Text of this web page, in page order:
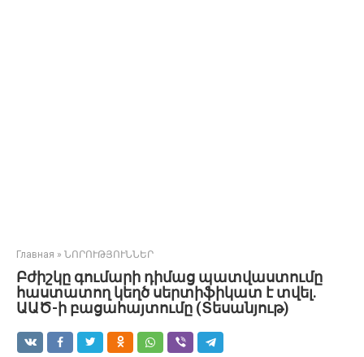
Главная » ՆՈՐՈՒԹՅՈՒՆՆԵՐ
Բժիշկը գումարի դիմաց պատվաստումը
հաստատող կեղծ սերտիֆիկատ է տվել.
ԱԱԾ-ի բացահայտումը (Տեսանյութ)